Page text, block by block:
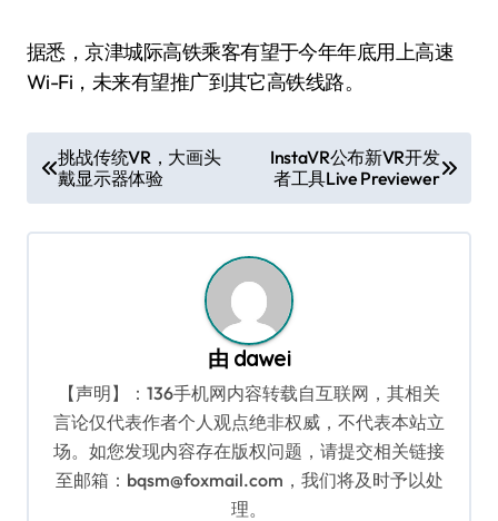
据悉，京津城际高铁乘客有望于今年年底用上高速
Wi-Fi，未来有望推广到其它高铁线路。
章
导
挑战传统VR，大画头
戴显示器体验
InstaVR公布新VR开发
者工具Live Previewer
由 dawei
【声明】：136手机网内容转载自互联网，其相关
言论仅代表作者个人观点绝非权威，不代表本站立
场。如您发现内容存在版权问题，请提交相关链接
至邮箱：bqsm@foxmail.com，我们将及时予以处
理。